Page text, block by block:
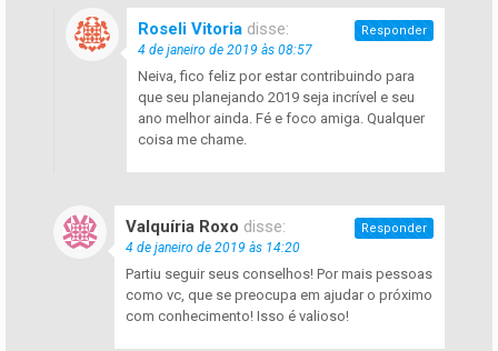
Roseli Vitoria disse:
4 de janeiro de 2019 às 08:57
Neiva, fico feliz por estar contribuindo para
que seu planejando 2019 seja incrível e seu
ano melhor ainda. Fé e foco amiga. Qualquer
coisa me chame.
Responder
Valquíria Roxo disse:
4 de janeiro de 2019 às 14:20
Partiu seguir seus conselhos! Por mais pessoas
como vc, que se preocupa em ajudar o próximo
com conhecimento! Isso é valioso!
Responder